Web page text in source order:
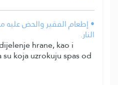
• إطعام الفقير والحض عليه
النار.
hrane, kao i
koja uzrokuju spas od